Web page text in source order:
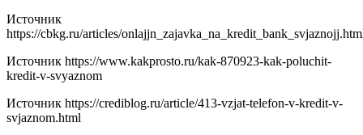
Источник
https://cbkg.ru/articles/
Источник https://www.kakprosto.ru/kak-870923-kak-poluchit-
kredit-v-svyaznom
Источник https://crediblog.ru/article/413-vzjat-telefon-v-kredit-v-
svjaznom.html